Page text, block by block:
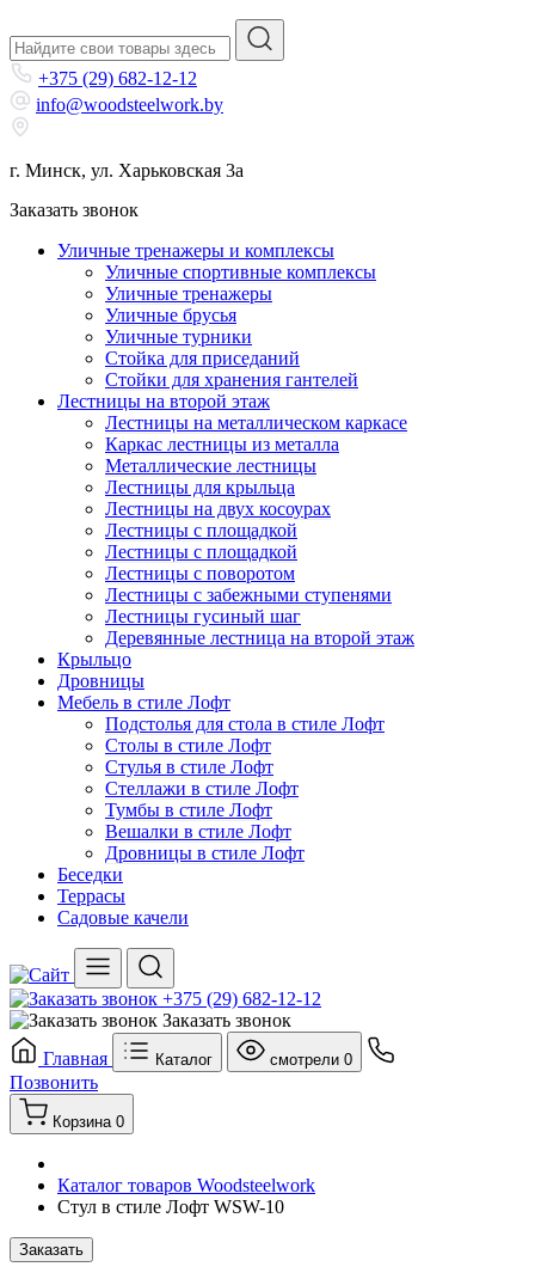
+375 (29) 682-12-12
info@woodsteelwork.by
г. Минск, ул. Харьковская 3а
Заказать звонок
Уличные тренажеры и комплексы
Уличные спортивные комплексы
Уличные тренажеры
Уличные брусья
Уличные турники
Cтойка для приседаний
Стойки для хранения гантелей
Лестницы на второй этаж
Лестницы на металлическом каркасе
Каркас лестницы из металла
Металлические лестницы
Лестницы для крыльца
Лестницы на двух косоурах
Лестницы с площадкой
Лестницы с площадкой
Лестницы с поворотом
Лестницы с забежными ступенями
Лестницы гусиный шаг
Деревянные лестница на второй этаж
Крыльцо
Дровницы
Мебель в стиле Лофт
Подстолья для стола в стиле Лофт
Столы в стиле Лофт
Стулья в стиле Лофт
Стеллажи в стиле Лофт
Тумбы в стиле Лофт
Вешалки в стиле Лофт
Дровницы в стиле Лофт
Беседки
Террасы
Садовые качели
+375 (29) 682-12-12
Заказать звонок
Главная
Каталог смотрели 0
Позвонить
Корзина 0
Каталог товаров Woodsteelwork
Стул в стиле Лофт WSW-10
Заказать